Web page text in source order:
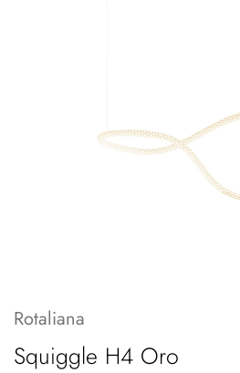
Rotaliana
Squiggle H4 Oro